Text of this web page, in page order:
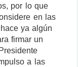
por lo que
en las
ya algún
firmar un
a las